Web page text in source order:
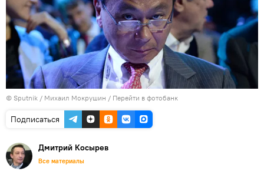
© Sputnik / Михаил Мокрушин / Перейти в фотобанк
Подписаться
Дмитрий Косырев
Все материалы